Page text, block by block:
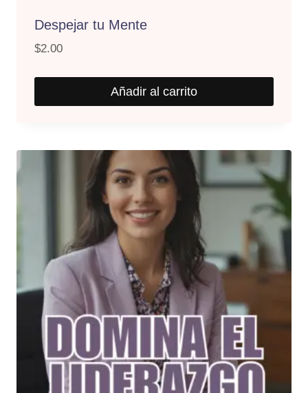
Despejar tu Mente
$2.00
Añadir al carrito